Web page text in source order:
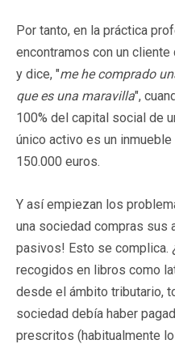
Por tanto, en la práctica
encontramos con un
y dice, "me he comprado
que es una maravilla",
100% del capital social de
único activo es un
150.000 euros.
Y así empiezan los
una sociedad compras sus
pasivos! Esto se complica.
recogidos en libros como
desde el ámbito tributario,
sociedad debía haber
prescritos (habitualmente